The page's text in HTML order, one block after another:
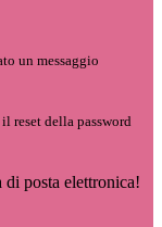
un messaggio
reset della password
posta elettronica!